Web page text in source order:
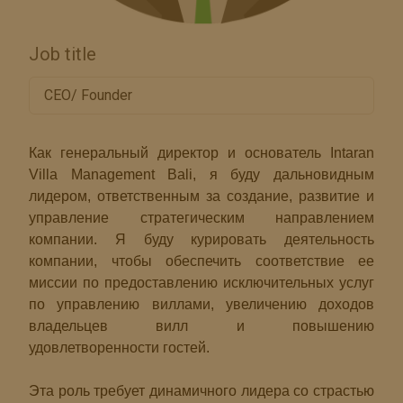
Job title
CEO/ Founder
Как генеральный директор и основатель Intaran
Villa Management Bali, я буду дальновидным
лидером, ответственным за создание, развитие и
управление стратегическим направлением
компании. Я буду курировать деятельность
компании, чтобы обеспечить соответствие ее
миссии по предоставлению исключительных услуг
по управлению виллами, увеличению доходов
владельцев вилл и повышению
удовлетворенности гостей.
Эта роль требует динамичного лидера со страстью